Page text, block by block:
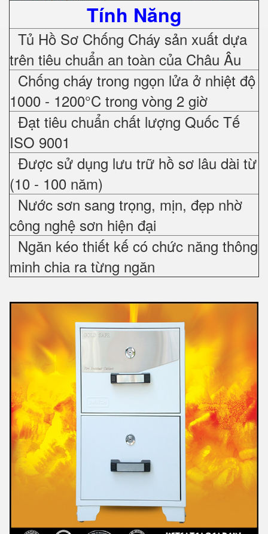
Tính Năng
Tủ Hồ Sơ Chống Cháy sản xuất dựa
trên tiêu chuẩn an toàn của Châu Âu
Chống cháy trong ngọn lửa ở nhiệt độ
1000 - 1200°C trong vòng 2 giờ
Đạt tiêu chuẩn chất lượng Quốc Tế
ISO 9001
Được sử dụng lưu trữ hồ sơ lâu dài từ
(10 - 100 năm)
Nước sơn sang trọng, mịn, đẹp nhờ
công nghệ sơn hiện đại
Ngăn kéo thiết kế có chức năng thông
minh chia ra từng ngăn